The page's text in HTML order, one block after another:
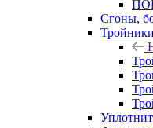
Сгоны,
Тройники